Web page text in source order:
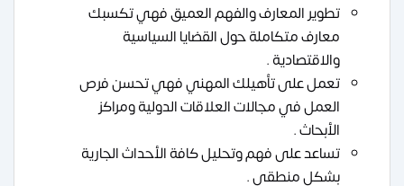
تطوير المعارف والفهم العميق فهي تكسبك
معارف متكاملة حول القضايا السياسية
والاقتصادية .
تعمل على تأهيلك المهني فهي تحسن فرص
العمل في مجالات العلاقات الدولية ومراكز
الأبحاث .
تساعد على فهم وتحليل كافة الأحداث الجارية
بشكل منطقي .